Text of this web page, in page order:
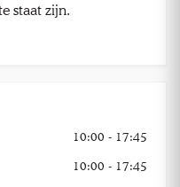
staat zijn.
10:00 - 17:45
10:00 - 17:45